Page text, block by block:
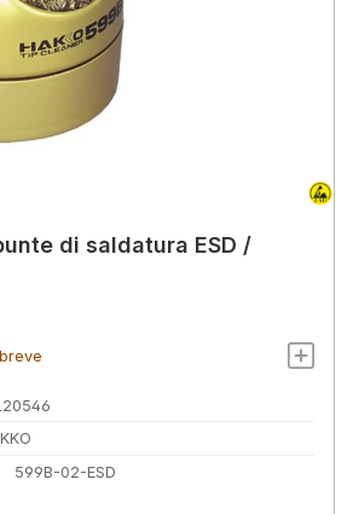
di saldatura ESD /
599B-02-ESD